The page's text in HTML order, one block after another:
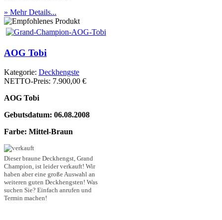
» Mehr Details...
AOG Tobi
Kategorie: Deckhengste
NETTO-Preis: 7.900,00 €
AOG Tobi
Gebutsdatum: 06.08.2008
Farbe: Mittel-Braun
Dieser braune Deckhengst, Grand
Champion, ist leider verkauft! Wir
haben aber eine große Auswahl an
weiteren guten Deckhengsten! Was
suchen Sie? Einfach anrufen und
Termin machen!